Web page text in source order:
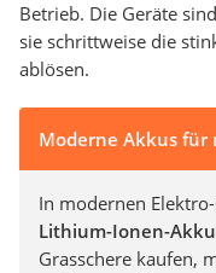
Betrieb. Die Geräte
sie schrittweise die
ablösen.
Moderne Akkus für
In modernen
Lithium-Ionen-
Grasschere kaufen,